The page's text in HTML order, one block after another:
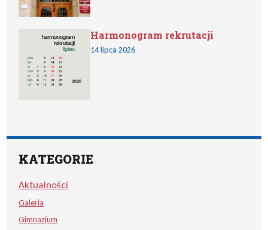
Harmonogram rekrutacji
14 lipca 2026
KATEGORIE
Aktualności
Galeria
Gimnazjum